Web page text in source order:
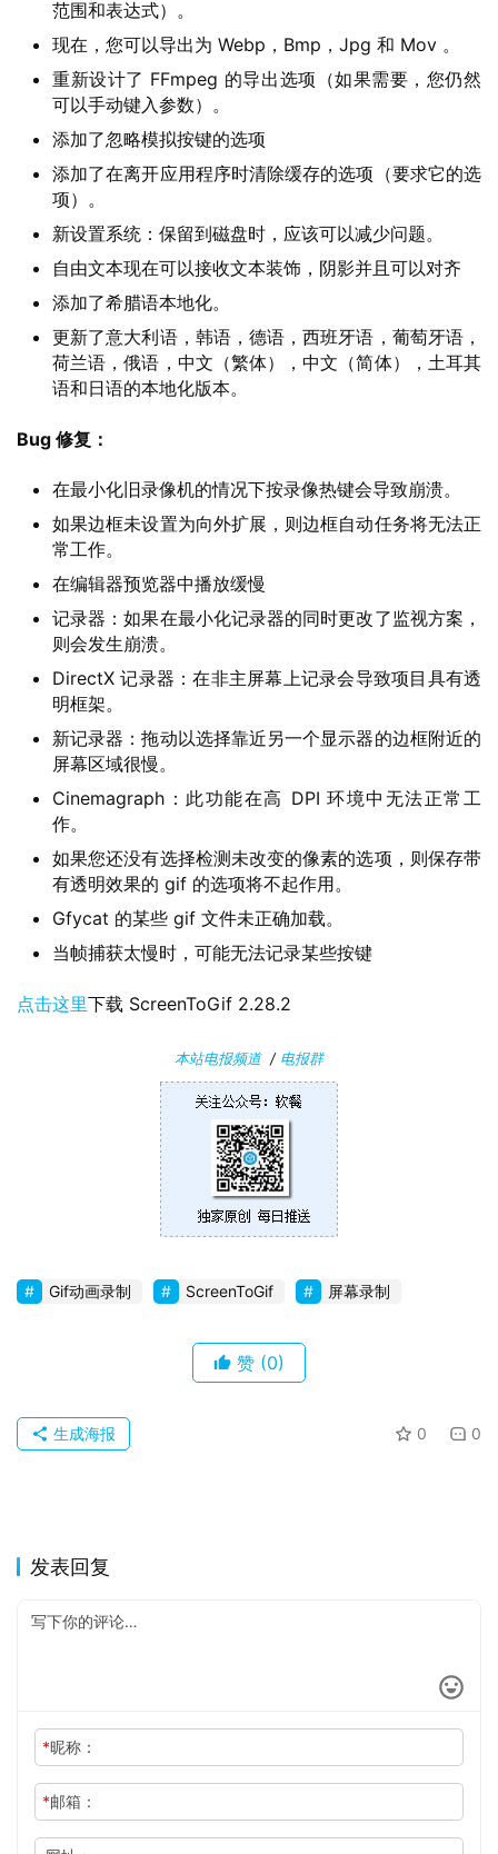
C
件
果
范围和表达式）。
现在，您可以导出为 Webp，Bmp，Jpg 和 Mov 。
重新设计了 FFmpeg 的导出选项（如果需要，您仍然
可以手动键入参数）。
添加了忽略模拟按键的选项
添加了在离开应用程序时清除缓存的选项（要求它的选
项）。
新设置系统：保留到磁盘时，应该可以减少问题。
自由文本现在可以接收文本装饰，阴影并且可以对齐
添加了希腊语本地化。
更新了意大利语，韩语，德语，西班牙语，葡萄牙语，
荷兰语，俄语，中文（繁体），中文（简体），土耳其
语和日语的本地化版本。
Bug 修复：
在最小化旧录像机的情况下按录像热键会导致崩溃。
如果边框未设置为向外扩展，则边框自动任务将无法正
常工作。
在编辑器预览器中播放缓慢
记录器：如果在最小化记录器的同时更改了监视方案，
则会发生崩溃。
DirectX 记录器：在非主屏幕上记录会导致项目具有透
明框架。
新记录器：拖动以选择靠近另一个显示器的边框附近的
屏幕区域很慢。
Cinemagraph：此功能在高 DPI 环境中无法正常工
作。
如果您还没有选择检测未改变的像素的选项，则保存带
有透明效果的 gif 的选项将不起作用。
Gfycat 的某些 gif 文件未正确加载。
当帧捕获太慢时，可能无法记录某些按键
点击这里下载 ScreenToGif 2.28.2
本站电报频道/ 电报群
Gif动画录制 ScreenToGif 屏幕录制
赞 (0)
0 0
生成海报
发表回复
*昵称：
*邮箱：